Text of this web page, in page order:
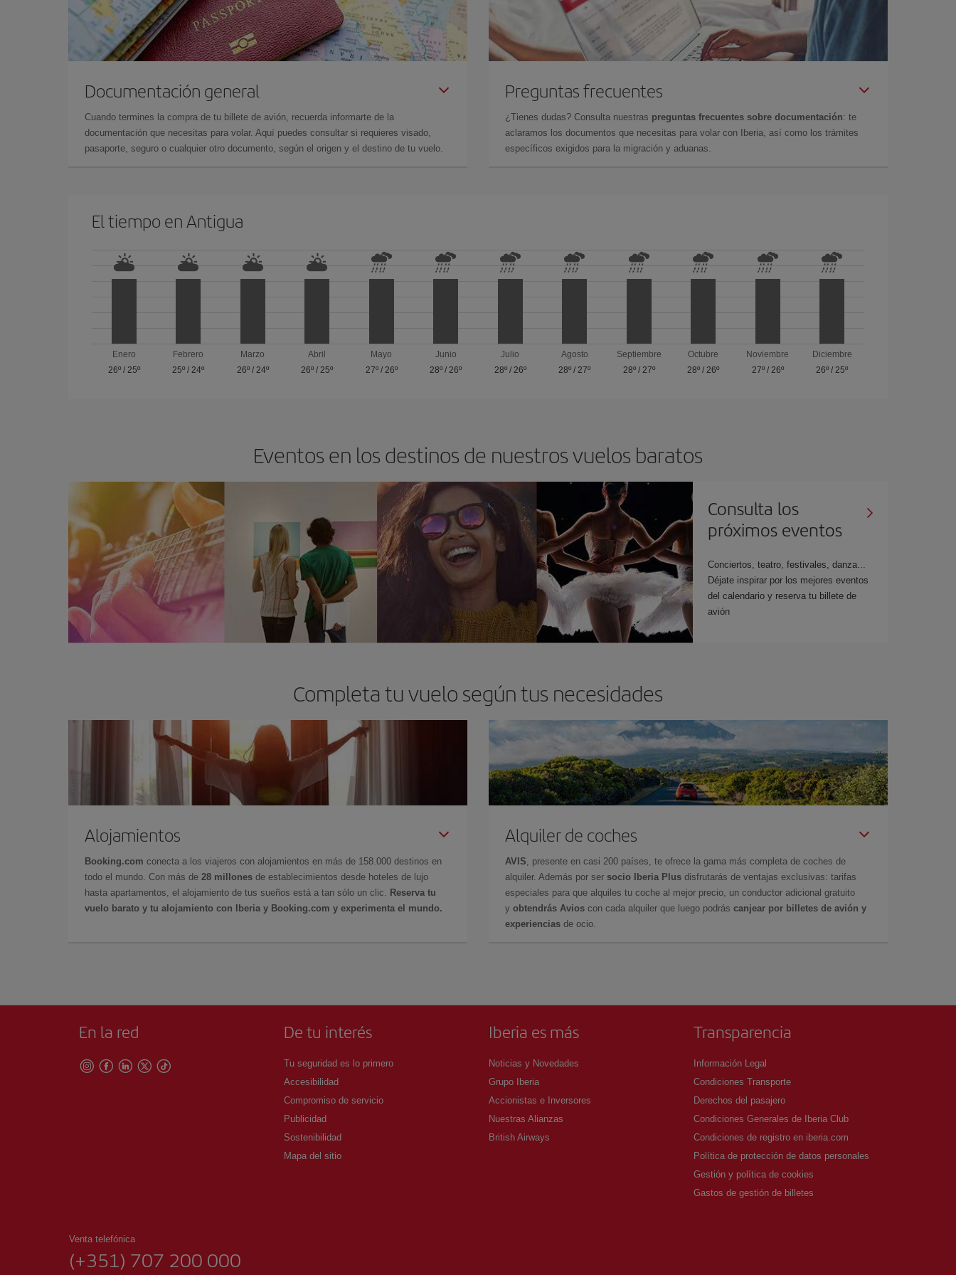
Documentación general
Cuando termines la compra de tu billete de avión, recuerda informarte de la
documentación que necesitas para volar. Aquí puedes consultar si requieres visado,
pasaporte, seguro o cualquier otro documento, según el origen y el destino de tu vuelo.
Preguntas frecuentes
¿Tienes dudas? Consulta nuestras preguntas frecuentes sobre documentación: te
aclaramos los documentos que necesitas para volar con Iberia, así como los trámites
específicos exigidos para la migración y aduanas.
El tiempo en Antigua
Enero
26º/ 25º
Febrero
25º / 24º
Marzo
26º/ 24º
Abril
26º / 25º
Mayo
27º/ 26º
Junio
28º / 26º
Julio
28º/ 26º
Agosto
28º / 27º
Septiembre
28º/ 27º
Octubre
28º / 26º
Noviembre
27º/ 26º
Diciembre
26º / 25º
Eventos en los destinos de nuestros vuelos baratos
Consulta los
próximos eventos
Conciertos, teatro, festivales, danza...
Déjate inspirar por los mejores eventos
del calendario y reserva tu billete de
avión
Completa tu vuelo según tus necesidades
Alojamientos
Booking.com conecta a los viajeros con alojamientos en más de 158.000 destinos en
todo el mundo. Con más de 28 millones de establecimientos desde hoteles de lujo
hasta apartamentos, el alojamiento de tus sueños está a tan sólo un clic.
Reserva tu
vuelo barato y tu alojamiento con Iberia y Booking.com y experimenta el mundo.
Alquiler de coches
AVIS , presente en casi 200 países, te ofrece la gama más completa de coches de
alquiler. Además por ser socio Iberia Plus disfrutarás de ventajas exclusivas: tarifas
especiales para que alquiles tu coche al mejor precio, un conductor adicional gratuito
y obtendrás Avios con cada alquiler que luego podrás canjear por billetes de avión y
experiencias de ocio.
En la red De tu interés
Tu seguridad es lo primero
Accesibilidad
Compromiso de servicio
Publicidad
Sostenibilidad
Mapa del sitio
Iberia es más
Noticias y Novedades
Grupo Iberia
Accionistas e Inversores
Nuestras Alianzas
British Airways
Transparencia
Información Legal
Condiciones Transporte
Derechos del pasajero
Condiciones Generales de Iberia Club
Condiciones de registro en iberia.com
Política de protección de datos personales
Gestión y política de cookies
Gastos de gestión de billetes
Venta telefónica
(+351) 707 200 000